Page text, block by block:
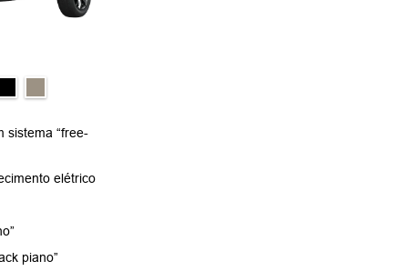
sistema “free-
elétrico
piano”